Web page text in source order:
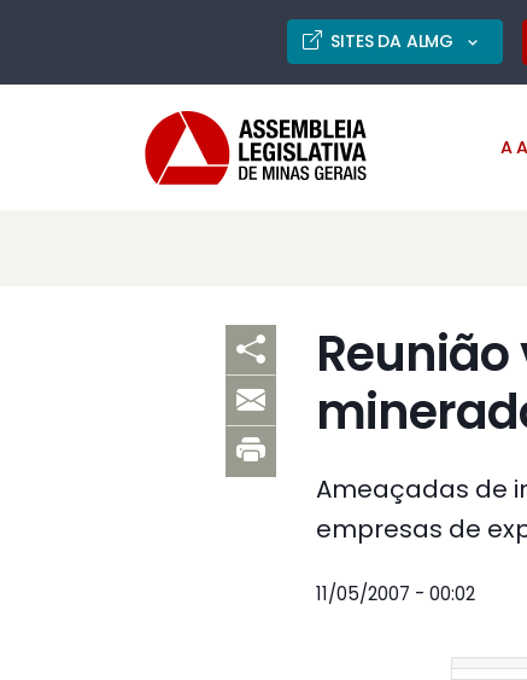
SITES DA ALMG
A
Ameaçadas de
empresas de
11/05/2007 - 00:02